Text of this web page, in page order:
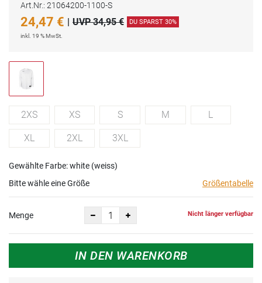
Art.Nr.: 21064200-1100-S
24,47 € | UVP 34,95 € DU SPARST 30%
inkl. 19 % MwSt.
2XS XS S M L
XL 2XL 3XL
Gewählte Farbe: white (weiss)
Bitte wähle eine Größe
Größentabelle
Menge Nicht länger verfügbar
IN DEN WARENKORB